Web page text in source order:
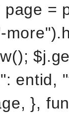
page =
entid,
},